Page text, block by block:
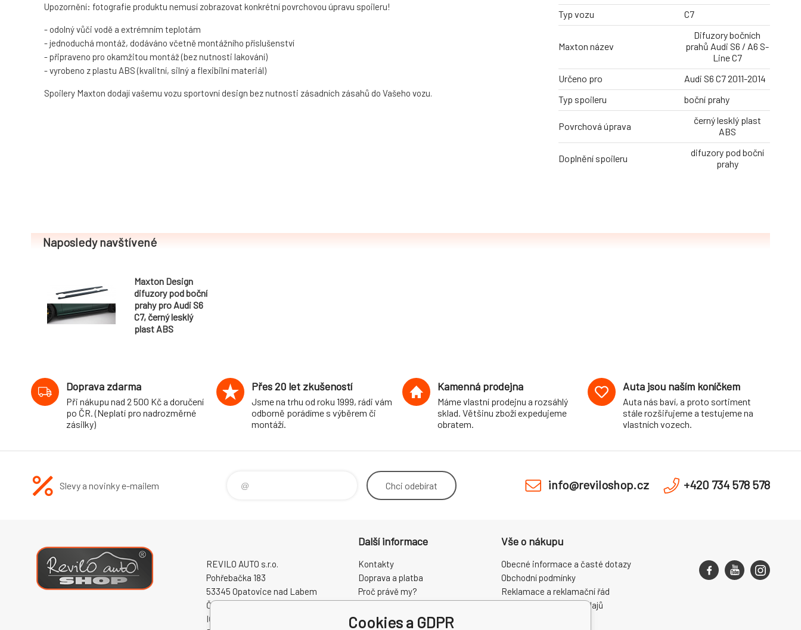
Upozornění: fotografie produktu nemusí zobrazovat konkrétní povrchovou úpravu spoileru!
- odolný vůči vodě a extrémním teplotám
- jednoduchá montáž, dodáváno včetně montážního příslušenství
- připraveno pro okamžitou montáž (bez nutnosti lakování)
- vyrobeno z plastu ABS (kvalitní, silný a flexibilní materiál)
Spoilery Maxton dodají vašemu vozu sportovní design bez nutnosti zásadních zásahů do Vašeho vozu.
Typ vozu
C7
Maxton název
Difuzory bočních
prahů Audi S6 / A6 S-
Line C7
Určeno pro
Audi S6 C7 2011-2014
Typ spoileru
boční prahy
Povrchová úprava
černý lesklý plast
ABS
Doplnění spoileru
difuzory pod boční
prahy
Naposledy navštívené
Maxton Design
difuzory pod boční
prahy pro Audi S6
C7, černý lesklý
plast ABS
Doprava zdarma
Při nákupu nad 2 500 Kč a doručení
po ČR. (Neplatí pro nadrozměrné
zásilky)
Přes 20 let zkušeností
Jsme na trhu od roku 1999, rádi vám
odborně porádíme s výběrem či
montáží.
Kamenná prodejna
Máme vlastní prodejnu a rozsáhlý
sklad. Většinu zboží expedujeme
obratem.
Auta jsou naším koníčkem
Auta nás baví, a proto sortiment
stále rozšiřujeme a testujeme na
vlastních vozech.
Slevy a novinky e-mailem Chci odebírat info@reviloshop.cz +420 734 578 578
REVILO AUTO s.r.o.
Pohřebačka 183
53345 Opatovice nad Labem
Česká republika
IČO: 60931868
Další informace
Kontakty
Doprava a platba
Proč právě my?
Kamenná prodejna
Vše o nákupu
Obecné informace a časté dotazy
Obchodní podmínky
Reklamace a reklamační řád
Zpracování osobních údajů
Cookies a GDPR